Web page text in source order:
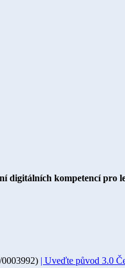
digitálních kompetencí pro
| Uveďte původ 3.0